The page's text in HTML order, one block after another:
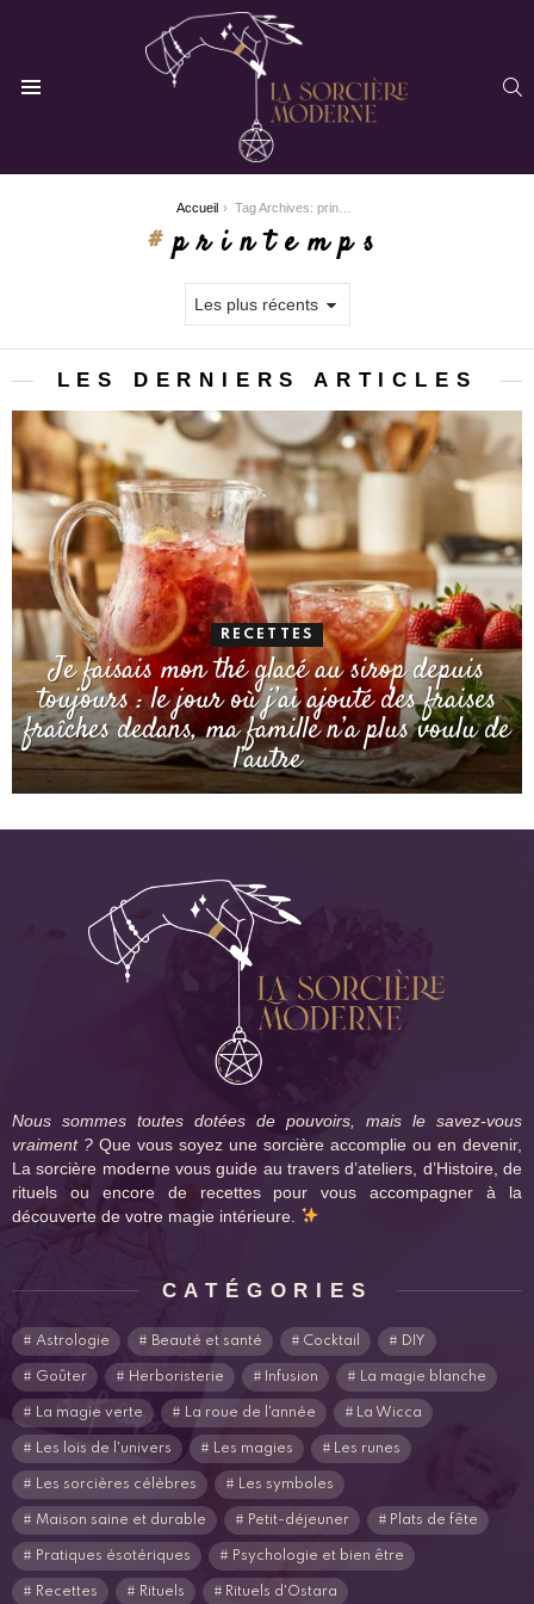
Accueil Tag Archives: printemps
printemps
LES DERNIERS ARTICLES
RECETTES
Je faisais mon thé glacé au sirop depuis
toujours : le jour où j’ai ajouté des fraises
fraîches dedans, ma famille n’a plus voulu de
l’autre
Nous sommes toutes dotées de pouvoirs, mais le savez-vous
vraiment ? Que vous soyez une sorcière accomplie ou en devenir,
La sorcière moderne vous guide au travers d’ateliers, d’Histoire, de
rituels ou encore de recettes pour vous accompagner à la
découverte de votre magie intérieure.
CATÉGORIES
Astrologie Beauté et santé Cocktail DIY
Goûter Herboristerie Infusion La magie blanche
La magie verte La roue de l'année La Wicca
Les lois de l'univers Les magies Les runes
Les sorcières célèbres Les symboles
Maison saine et durable Petit-déjeuner Plats de fête
Pratiques ésotériques Psychologie et bien être
Recettes Rituels Rituels d'Ostara